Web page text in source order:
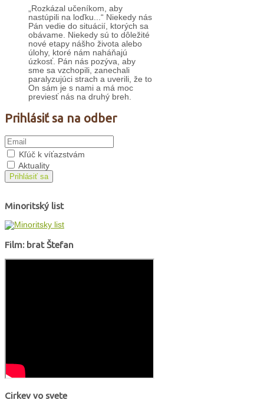
„Rozkázal učeníkom, aby
nastúpili na loďku...“ Niekedy nás
Pán vedie do situácií, ktorých sa
obávame. Niekedy sú to dôležité
nové etapy nášho života alebo
úlohy, ktoré nám naháňajú
úzkosť. Pán nás pozýva, aby
sme sa vzchopili, zanechali
paralyzujúci strach a uverili, že to
On sám je s nami a má moc
previesť nás na druhý breh.
Prihlásiť sa na odber
Kľúč k víťazstvám
Aktuality
Prihlásiť sa
Minoritský list
Film: brat Štefan
Cirkev vo svete